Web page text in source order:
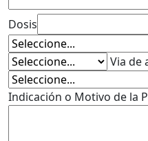
Dosis
Via de
Indicación o Motivo de la